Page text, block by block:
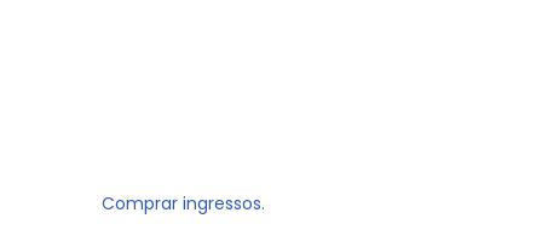
Comprar ingressos.